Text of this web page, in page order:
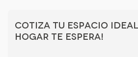
Cotiza tu espacio
hogar te espera!